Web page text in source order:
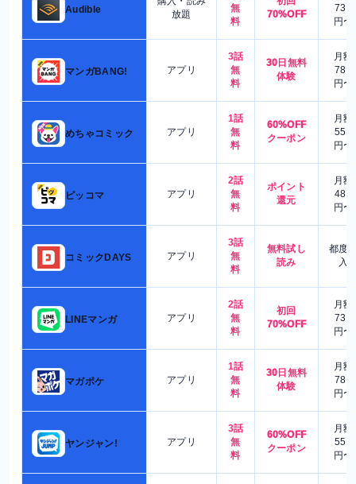
Audible
放題
無
料
70%OFF
730
円〜
マンガBANG! アプリ
3話
無
料
30日無料
体験
月額
780
円〜
めちゃコミック アプリ
1話
無
料
60%OFF
クーポン
月額
550
円〜
ピッコマ アプリ
2話
無
料
ポイント
還元
月額
480
円〜
コミックDAYS アプリ
3話
無
料
無料試し
読み
都度
入
LINEマンガ アプリ
2話
無
料
初回
70%OFF
月額
730
円〜
マガポケ アプリ
1話
無
料
30日無料
体験
月額
780
円〜
ヤンジャン! アプリ
3話
無
料
60%OFF
クーポン
月額
550
円〜